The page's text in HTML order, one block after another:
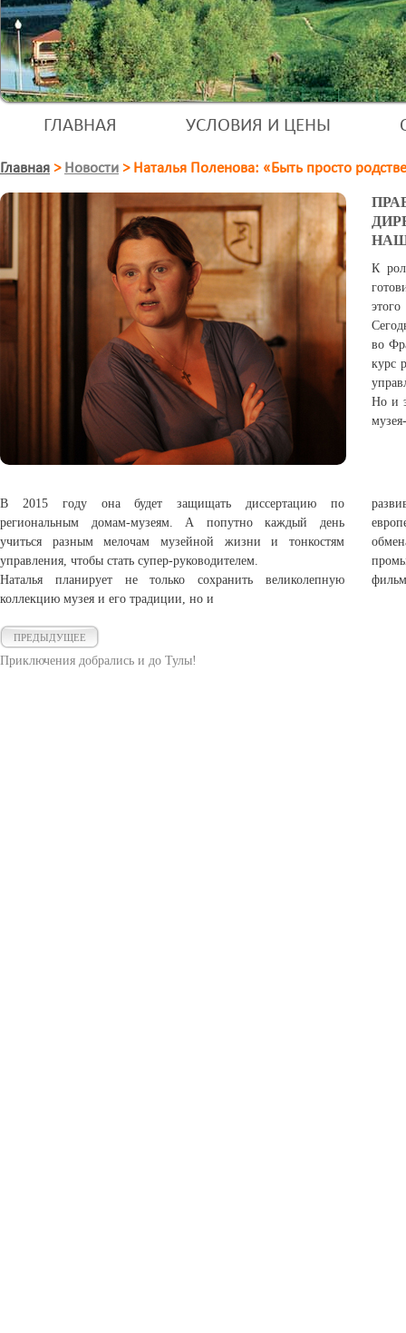
ГЛАВНАЯ УСЛОВИЯ И ЦЕНЫ
Главная > Новости > Наталья Поленова: «Быть просто
К
во
курс
Но и
В 2015 году она будет защищать диссертацию по
региональным домам-музеям. А попутно каждый день
учиться разным мелочам музейной жизни и тонкостям
управления, чтобы стать супер-руководителем.
Наталья планирует не только сохранить великолепную
коллекцию музея и его традиции, но и
ПРЕДЫДУЩЕЕ
Приключения добрались и до Тулы!